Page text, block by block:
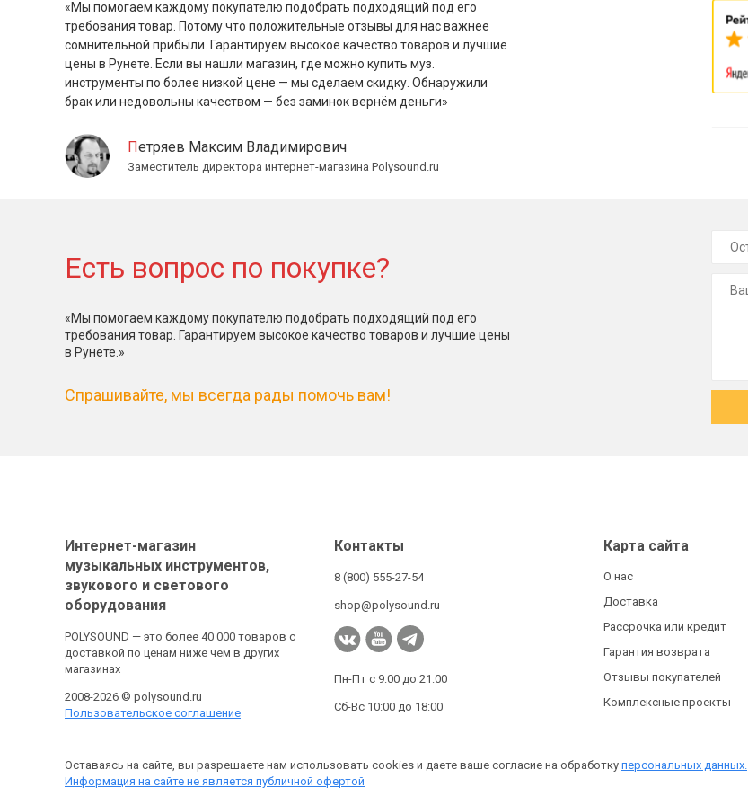
«Мы помогаем каждому покупателю подобрать подходящий под его
требования товар. Потому что положительные отзывы для нас важнее
сомнительной прибыли. Гарантируем высокое качество товаров и лучшие
цены в Рунете. Если вы нашли магазин, где можно купить муз.
инструменты по более низкой цене — мы сделаем скидку. Обнаружили
брак или недовольны качеством — без заминок вернём деньги»
Петряев Максим Владимирович
Заместитель директора интернет-магазина Polysound.ru
Есть вопрос по покупке?
«Мы помогаем каждому покупателю подобрать подходящий под его
требования товар. Гарантируем высокое качество товаров и лучшие цены
в Рунете.»
Спрашивайте, мы всегда рады помочь вам!
Интернет-магазин
музыкальных инструментов,
звукового и светового
оборудования
POLYSOUND — это более 40 000 товаров с
доставкой по ценам ниже чем в других
магазинах
2008-2026 © polysound.ru
Пользовательское соглашение
Контакты
8 (800) 555-27-54
shop@polysound.ru
Пн-Пт с 9:00 до 21:00
Сб-Вс 10:00 до 18:00
Карта сайта
О нас
Доставка
Рассрочка или кредит
Гарантия возврата
Отзывы покупателей
Комплексные проекты
Оставаясь на сайте, вы разрешаете нам использовать cookies и даете ваше согласие на обработку персональных данных.
Информация на сайте не является публичной офертой